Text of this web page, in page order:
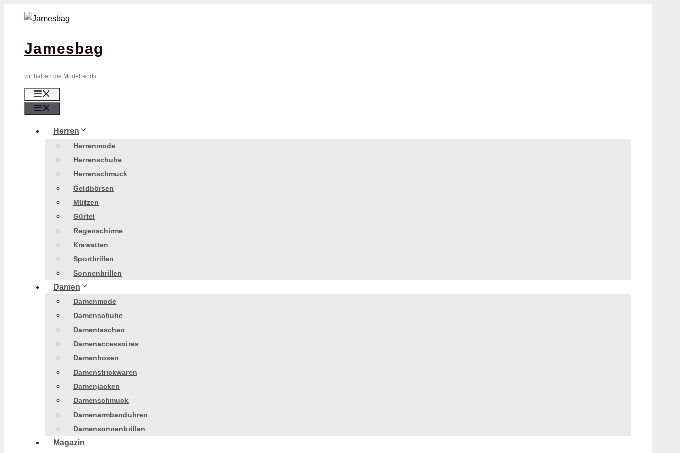
Jamesbag
wir haben die Modetrends
Herren
Herrenmode
Herrenschuhe
Herrenschmuck
Geldbörsen
Mützen
Gürtel
Regenschirme
Krawatten
Sportbrillen
Sonnenbrillen
Damen
Damenmode
Damenschuhe
Damentaschen
Damenaccessoires
Damenhosen
Damenstrickwaren
Damenjacken
Damenschmuck
Damenarmbanduhren
Damensonnenbrillen
Magazin